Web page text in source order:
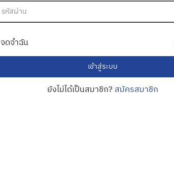
จดจำฉัน
ยังไม่ได้เป็นสมาชิก? สมัครสมาชิก